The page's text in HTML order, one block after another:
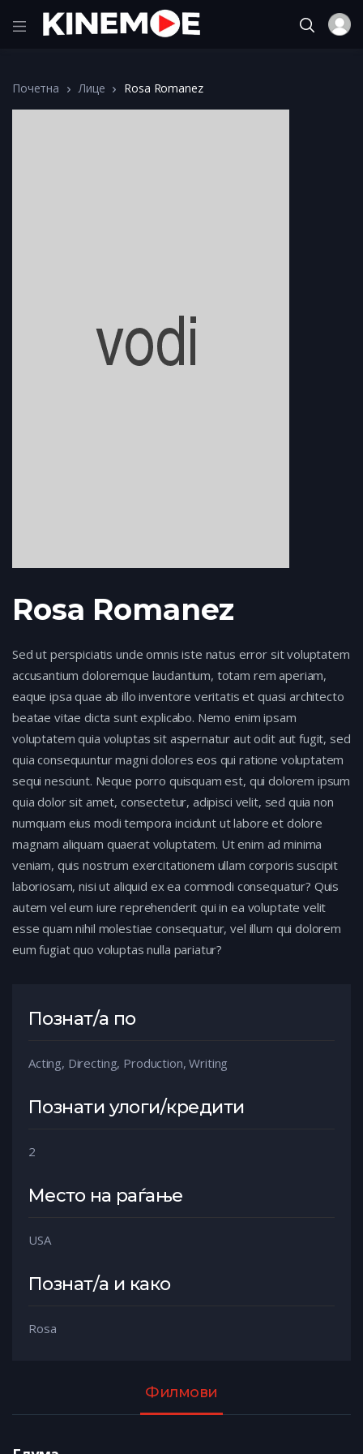
Почетна Лице Rosa Romanez
Rosa Romanez
Sed ut perspiciatis unde omnis iste natus error sit voluptatem
accusantium doloremque laudantium, totam rem aperiam,
eaque ipsa quae ab illo inventore veritatis et quasi architecto
beatae vitae dicta sunt explicabo. Nemo enim ipsam
voluptatem quia voluptas sit aspernatur aut odit aut fugit, sed
quia consequuntur magni dolores eos qui ratione voluptatem
sequi nesciunt. Neque porro quisquam est, qui dolorem ipsum
quia dolor sit amet, consectetur, adipisci velit, sed quia non
numquam eius modi tempora incidunt ut labore et dolore
magnam aliquam quaerat voluptatem. Ut enim ad minima
veniam, quis nostrum exercitationem ullam corporis suscipit
laboriosam, nisi ut aliquid ex ea commodi consequatur? Quis
autem vel eum iure reprehenderit qui in ea voluptate velit
esse quam nihil molestiae consequatur, vel illum qui dolorem
eum fugiat quo voluptas nulla pariatur?
Познат/а по
Acting, Directing, Production, Writing
Познати улоги/кредити
2
Место на раѓање
USA
Познат/а и како
Rosa
Филмови